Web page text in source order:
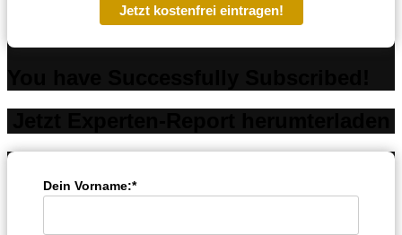
Jetzt kostenfrei eintragen!
Dein Vorname:*